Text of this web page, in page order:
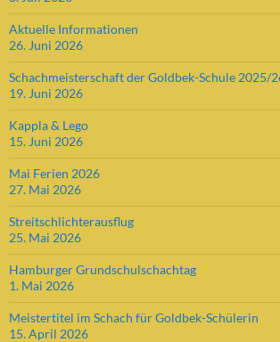
Aktuelle Informationen
26. Juni 2026
Schachmeisterschaft der Goldbek-Schule 2025/
19. Juni 2026
Kappla & Lego
15. Juni 2026
Mai Ferien 2026
27. Mai 2026
Streitschlichterausflug
25. Mai 2026
Hamburger Grundschulschachtag
1. Mai 2026
Meistertitel im Schach für Goldbek-Schülerin
15. April 2026